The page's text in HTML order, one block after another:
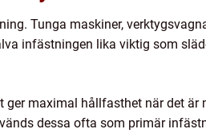
Tunga maskiner,
infästningen lika viktig som
ger maximal hållfasthet när det är
dessa ofta som primär